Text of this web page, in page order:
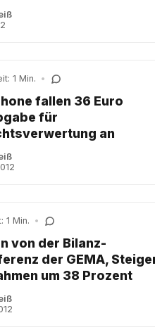
1 Min. •
fallen 36 Euro
für
an
1 Min. •
von der Bilanz-
der GEMA,
um 38 Prozent